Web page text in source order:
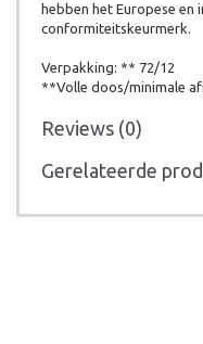
hebben het Europese en
conformiteitskeurmerk.
Verpakking: ** 72/12
**Volle doos/minimale
Reviews (0)
Gerelateerde